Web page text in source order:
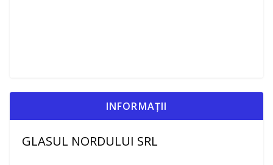
INFORMAȚII
GLASUL NORDULUI SRL